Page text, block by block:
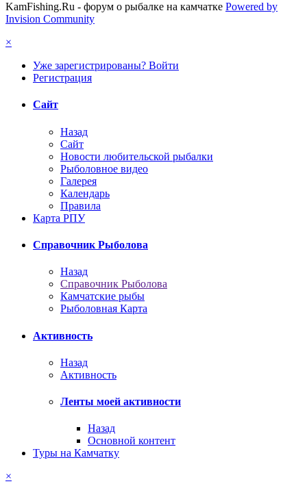
KamFishing.Ru - форум о рыбалке на камчатке Powered by
Invision Community
×
Уже зарегистрированы? Войти
Регистрация
Сайт
Назад
Сайт
Новости любительской рыбалки
Рыболовное видео
Галерея
Календарь
Правила
Карта РПУ
Справочник Рыболова
Назад
Справочник Рыболова
Камчатские рыбы
Рыболовная Карта
Активность
Назад
Активность
Ленты моей активности
Назад
Основной контент
Туры на Камчатку
×